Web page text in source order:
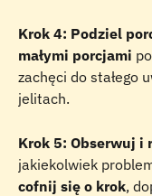
Krok 4: Podziel
małymi porcjami
zachęci do stałego
jelitach.
Krok 5: Obserwuj i
jakiekolwiek
cofnij się o krok,